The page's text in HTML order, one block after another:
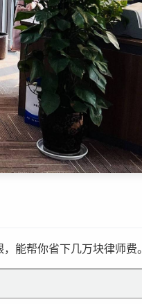
能帮你省下几万块律师费。